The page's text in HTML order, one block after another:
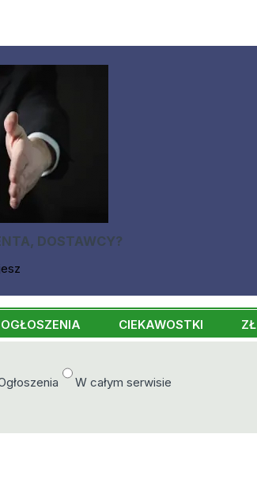
DOSTAWCY?
OGŁOSZENIA CIEKAWOSTKI
W całym serwisie